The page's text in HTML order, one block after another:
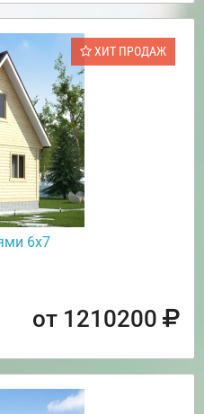
ХИТ ПРОДАЖ
6х7
от 1210200